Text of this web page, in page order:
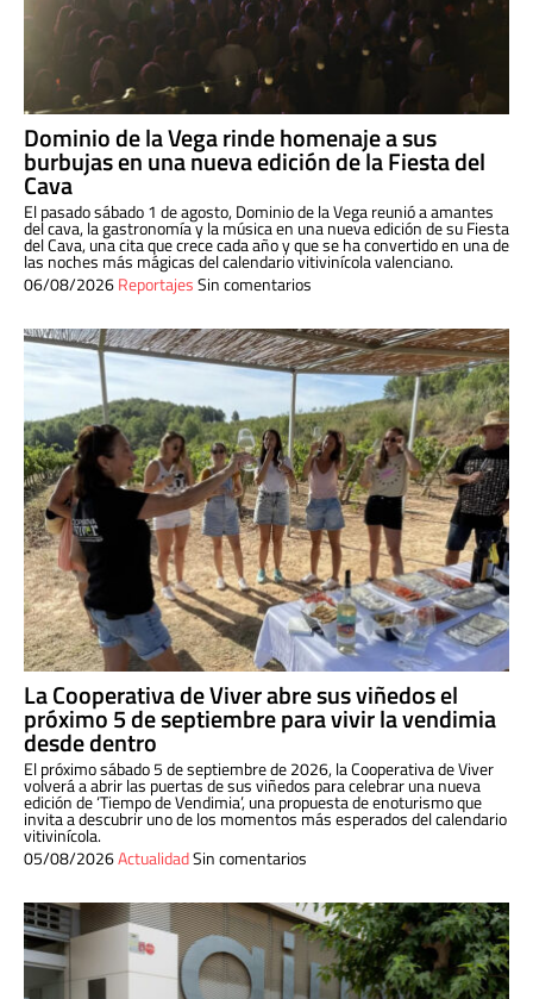
Dominio de la Vega rinde homenaje a sus
burbujas en una nueva edición de la Fiesta del
Cava
El pasado sábado 1 de agosto, Dominio de la Vega reunió a amantes
del cava, la gastronomía y la música en una nueva edición de su Fiesta
del Cava, una cita que crece cada año y que se ha convertido en una de
las noches más mágicas del calendario vitivinícola valenciano.
06/08/2026ReportajesSin comentarios
La Cooperativa de Viver abre sus viñedos el
próximo 5 de septiembre para vivir la vendimia
desde dentro
El próximo sábado 5 de septiembre de 2026, la Cooperativa de Viver
volverá a abrir las puertas de sus viñedos para celebrar una nueva
edición de ‘Tiempo de Vendimia’, una propuesta de enoturismo que
invita a descubrir uno de los momentos más esperados del calendario
vitivinícola.
05/08/2026ActualidadSin comentarios